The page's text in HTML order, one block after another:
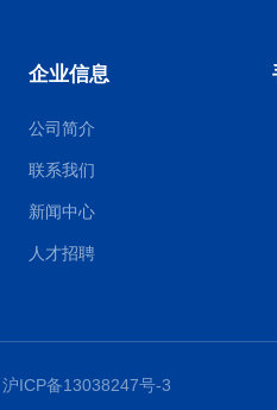
企业信息
公司简介
联系我们
新闻中心
人才招聘
沪ICP备13038247号-3